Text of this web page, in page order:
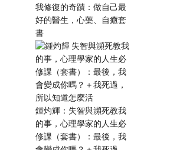
我修復的奇蹟：做自己最
好的醫生，心藥、自癒套
書
鍾灼輝：失智與瀕死教我
的事，心理學家的人生必
修課（套書）：最後，我